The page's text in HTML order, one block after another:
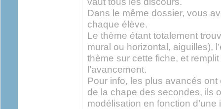
Dans le même dossier, vous
chaque élève.
Le thème étant totalement
mural ou horizontal, aiguilles),
thème sur cette fiche, et
l’avancement.
Pour info, les plus avancés
de la chape des secondes, ils
modélisation en fonction d’une